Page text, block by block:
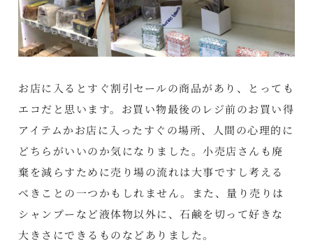
お店に入るとすぐ割引セールの商品があり、とっても
エコだと思います。お買い物最後のレジ前のお買い得
アイテムかお店に入ったすぐの場所、人間の心理的に
どちらがいいのか気になりました。小売店さんも廃
棄を減らすために売り場の流れは大事ですし考える
べきことの一つかもしれません。また、量り売りは
シャンプーなど液体物以外に、石鹸を切って好きな
大きさにできるものなどありました。